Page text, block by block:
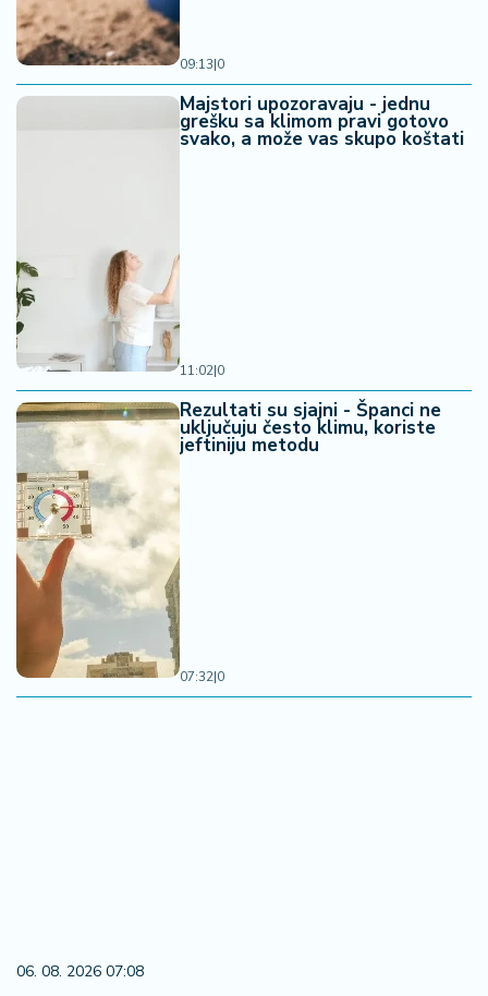
09:13|0
Majstori upozoravaju - jednu
grešku sa klimom pravi gotovo
svako, a može vas skupo koštati
11:02|0
Rezultati su sjajni - Španci ne
uključuju često klimu, koriste
jeftiniju metodu
07:32|0
06. 08. 2026 07:08